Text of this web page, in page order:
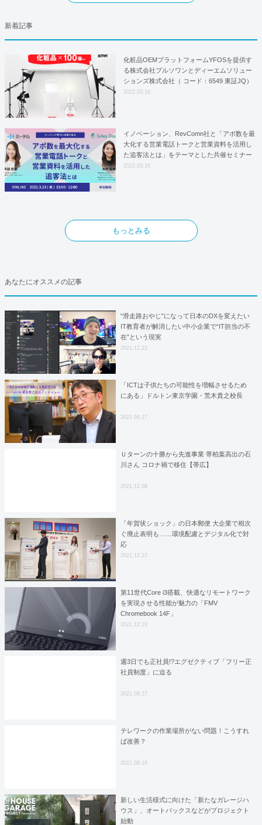
新着記事
化粧品OEMプラットフォームYFOSを提供す
る株式会社プルソワンとディーエムソリュー
ションズ株式会社（ コード：6549 東証JQ）
はYFOSにおけるロジスティクスパートナー
2022.03.16
イノベーション、RevComn社と「アポ数を最
大化する営業電話トークと営業資料を活用し
た追客法とは」をテーマとした共催セミナー
を開催！
2022.03.16
もっとみる
あなたにオススメの記事
“滑走路おやじ”になって日本のDXを変えたい
IT教育者が解消したい中小企業で“IT担当の不
在”という現実
2021.12.22
「ICTは子供たちの可能性を増幅させるため
にある」ドルトン東京学園・荒木貴之校長
2021.04.27
Ｕターンの十勝から先進事業 帯柏葉高出の石
川さん コロナ禍で移住【帯広】
2021.12.08
「年賀状ショック」の日本郵便 大企業で相次
ぐ廃止表明も……環境配慮とデジタル化で対
応
2021.12.27
第11世代Core i3搭載、快適なリモートワーク
を実現させる性能が魅力の「FMV
Chromebook 14F」
2021.12.23
週3日でも正社員!?エグゼクティブ「フリー正
社員制度」に迫る
2021.09.27
テレワークの作業場所がない問題！こうすれ
ば改善？
2021.08.19
新しい生活様式に向けた「新たなガレージハ
ウス」、オートバックスなどがプロジェクト
始動